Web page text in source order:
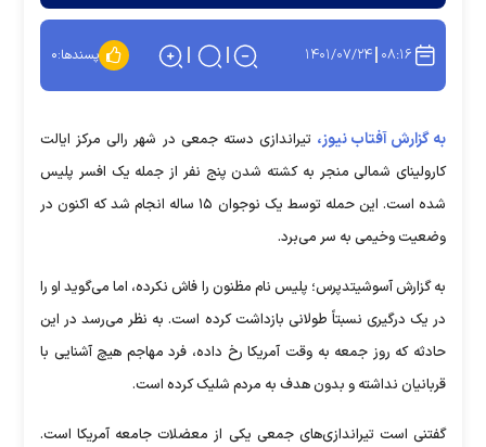
۰۸:۱۶ ۱۴۰۱/۰۷/۲۴ پسندها:۰
به گزارش آفتاب نیوز، تیراندازی دسته جمعی در شهر رالی مرکز ایالت
کارولینای شمالی منجر به کشته شدن پنج نفر از جمله یک افسر پلیس
شده است. این حمله توسط یک نوجوان ۱۵ ساله انجام شد که اکنون در
وضعیت وخیمی به سر می‌برد.
به گزارش آسوشیتدپرس؛ پلیس نام مظنون را فاش نکرده، اما می‌گوید او را
در یک درگیری نسبتاً طولانی بازداشت کرده است. به نظر می‌رسد در این
حادثه که روز جمعه به وقت آمریکا رخ داده، فرد مهاجم هیچ آشنایی با
قربانیان نداشته و بدون هدف به مردم شلیک کرده است.
گفتنی است تیراندازی‌های جمعی یکی از معضلات جامعه آمریکا است.